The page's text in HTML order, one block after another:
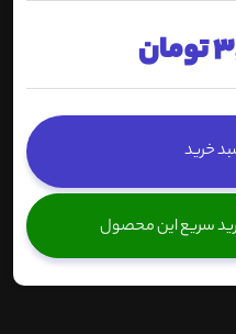
خرید
سریع این محصول